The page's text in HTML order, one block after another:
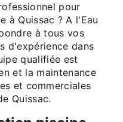
pour
à Quissac ? A l'Eau
à tous vos
d'expérience dans
qualifiée est
et la maintenance
et commerciales
Quissac.